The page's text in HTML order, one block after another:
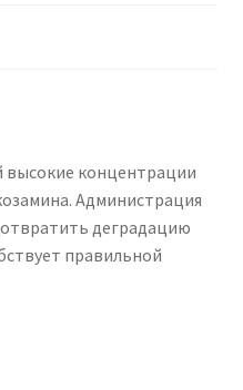
концентрации
Администрация
деградацию
правильной